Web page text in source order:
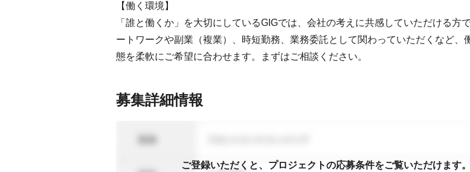
【働く環境】
「誰と働くか」を大切にしているGIGでは、会社の考えに共感していただける方
ートワークや副業（複業）、時短勤務、業務委託として関わっていただくなど、
態を柔軟にご希望に合わせます。まずはご相談ください。
募集詳細情報
ご登録いただくと、プロジェクトの応募条件をご覧いただけます。